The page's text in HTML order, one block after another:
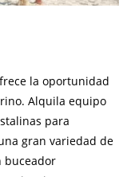
la oportunidad
Alquila equipo
para
gran variedad de
buceador